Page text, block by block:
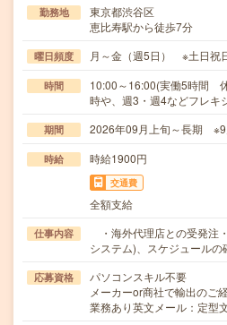
勤務地
東京都渋谷区
恵比寿駅から徒歩7分
曜日頻度 月～金（週5日） ※土日祝
時間
10:00～16:00(実働5時間
時や、週3・週4などフレキ
期間 2026年09月上旬～長期 ※9
時給 時給1900円
交通費
全額支給
仕事内容
・海外代理店との受発注
システム)、スケジュール
応募資格
パソコンスキル不要
メーカーor商社で輸出のご
業務あり英文メール：定型